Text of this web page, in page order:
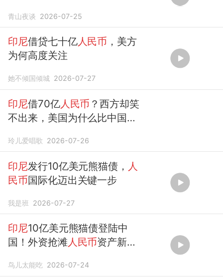
青山夜谈 2026-07-25
印尼借贷七十亿人民币 ，美方
为何高度关注
她不倾国倾城 2026-07-27
印尼借70亿人民币 ？西方却笑
不出来，美国为什么比中国还
玲儿爱唱歌 2026-07-26
印尼发行10亿美元熊猫债， 人
民币国际化迈出关键一步
我是班 2026-07-27
印尼10亿美元熊猫债登陆中
国！外资抢滩人民币资产新信
鸟儿太能吃 2026-07-24